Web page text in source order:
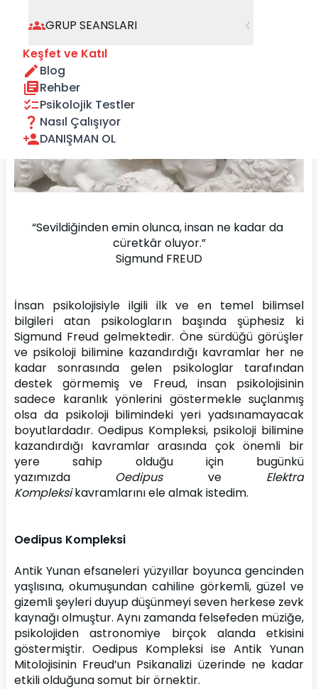
GRUP SEANSLARI
Keşfet ve Katıl
Blog
Rehber
Psikolojik Testler
Nasıl Çalışıyor
DANIŞMAN OL
“Sevildiğinden emin olunca, insan ne kadar da
cüretkâr oluyor.”
Sigmund FREUD
İnsan psikolojisiyle ilgili ilk ve en temel bilimsel
bilgileri atan psikologların başında şüphesiz ki
Sigmund Freud gelmektedir. Öne sürdüğü görüşler
ve psikoloji bilimine kazandırdığı kavramlar her ne
kadar sonrasında gelen psikologlar tarafından
destek görmemiş ve Freud, insan psikolojisinin
sadece karanlık yönlerini göstermekle suçlanmış
olsa da psikoloji bilimindeki yeri yadsınamayacak
boyutlardadır. Oedipus Kompleksi, psikoloji bilimine
kazandırdığı kavramlar arasında çok önemli bir
yere sahip olduğu için bugünkü
yazımızda Oedipus ve Elektra
Kompleksi kavramlarını ele almak istedim.
Oedipus Kompleksi
Antik Yunan efsaneleri yüzyıllar boyunca gencinden
yaşlısına, okumuşundan cahiline görkemli, güzel ve
gizemli şeyleri duyup düşünmeyi seven herkese zevk
kaynağı olmuştur. Aynı zamanda felsefeden müziğe,
psikolojiden astronomiye birçok alanda etkisini
göstermiştir. Oedipus Kompleksi ise Antik Yunan
Mitolojisinin Freud’un Psikanalizi üzerinde ne kadar
etkili olduğuna somut bir örnektir.